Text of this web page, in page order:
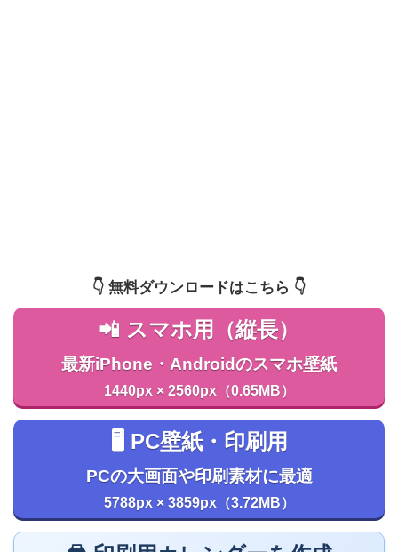
👇️ 無料ダウンロードはこちら 👇️
📲 スマホ用（縦長）
最新iPhone・Androidのスマホ壁紙
1440px × 2560px（0.65MB）
🖥️ PC壁紙・印刷用
PCの大画面や印刷素材に最適
5788px × 3859px（3.72MB）